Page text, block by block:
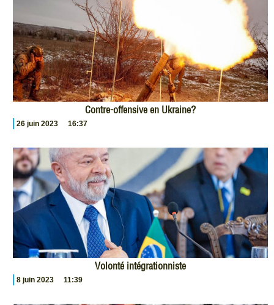
Contre-offensive en Ukraine?
26 juin 2023 16:37
Volonté intégrationniste
8 juin 2023 11:39